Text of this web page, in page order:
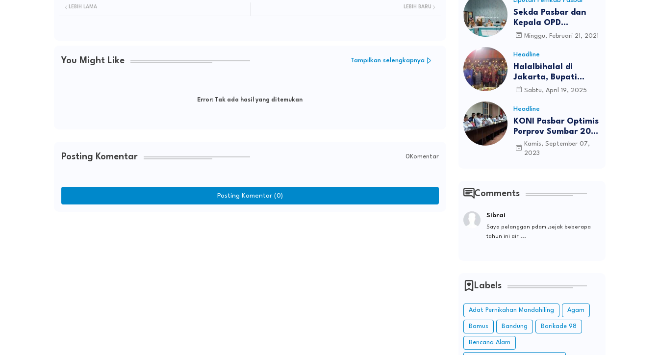
LEBIH BARU
LEBIH LAMA
You Might Like Tampilkan selengkapnya
Error: Tak ada hasil yang ditemukan
Posting Komentar 0Komentar
Posting Komentar (0)
Sekda Pasbar dan
Kepala OPD
Melakukan Vidcon)
Jenderal (Dirjen)
Otonomi Daerah
Minggu, Februari 21, 2021
Headline
Halalbihalal di
Jakarta, Bupati
Madina Ajak Kepala
Membangun
Tabagsel
Sabtu, April 19, 2025
Headline
KONI Pasbar Optimis
Porprov Sumbar 2023
tidak Ditunda lagi
Kamis, September 07,
2023
Comments
Sibrai
Saya pelanggan pdam ,sejak beberapa
tahun ini air ...
Labels
Adat Pernikahan Mandahiling Agam
Bamus Bandung Barikade 98
Bencana Alam